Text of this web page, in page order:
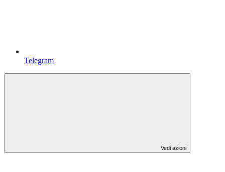
Telegram
Vedi azioni